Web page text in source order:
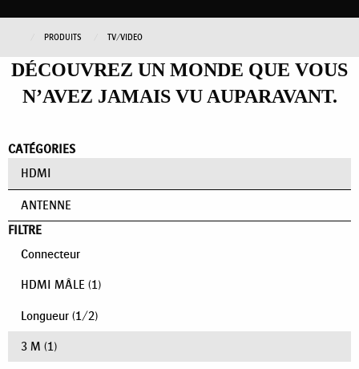
PRODUITS TV/VIDEO
DÉCOUVREZ UN MONDE QUE VOUS
N’AVEZ JAMAIS VU AUPARAVANT.
CATÉGORIES
HDMI
ANTENNE
FILTRE
Connecteur
HDMI MÂLE (1)
Longueur (1/2)
3 M (1)